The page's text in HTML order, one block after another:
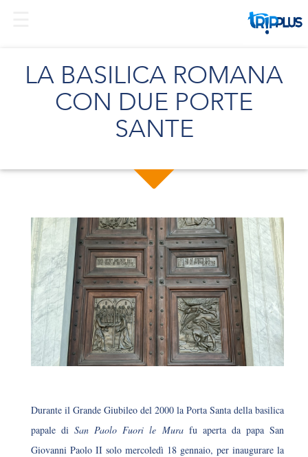
LA BASILICA ROMANA
CON DUE PORTE
SANTE
Durante il Grande Giubileo del 2000 la Porta Santa della basilica
papale diSan Paolo Fuori le Murafu aperta da papa San
Giovanni Paolo II solo mercoledì 18 gennaio, per inaugurare la